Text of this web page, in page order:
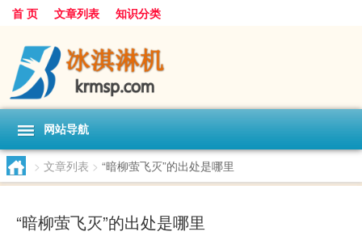
首 页 文章列表 知识分类
网站导航
> 文章列表 > “暗柳萤飞灭”的出处是哪里
“暗柳萤飞灭”的出处是哪里